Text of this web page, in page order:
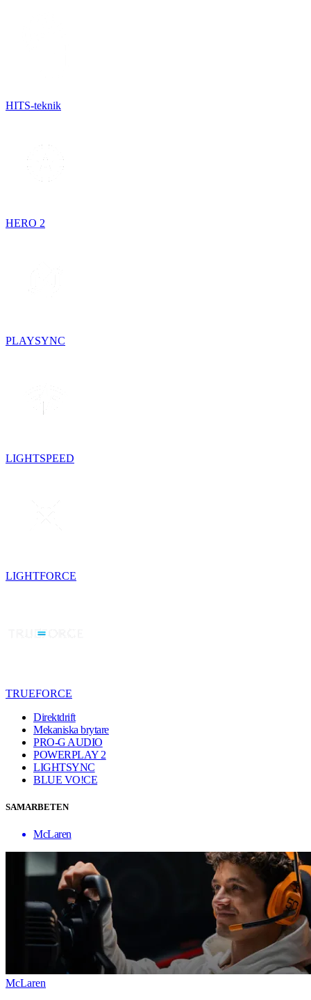
HITS-teknik
HERO 2
PLAYSYNC
LIGHTSPEED
LIGHTFORCE
TRUEFORCE
Direktdrift
Mekaniska brytare
PRO-G AUDIO
POWERPLAY 2
LIGHTSYNC
BLUE VO!CE
SAMARBETEN
McLaren
McLaren